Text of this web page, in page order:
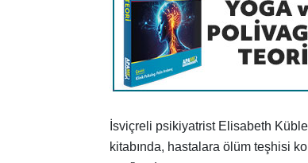
İsviçreli psikiyatrist Elisabeth
kitabında, hastalara ölüm teşhisi